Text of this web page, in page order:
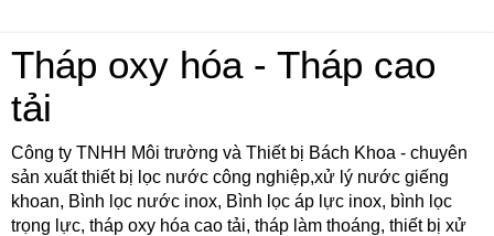
Tháp oxy hóa - Tháp cao
tải
Công ty TNHH Môi trường và Thiết bị Bách Khoa - chuyên
sản xuất thiết bị lọc nước công nghiệp,xử lý nước giếng
khoan, Bình lọc nước inox, Bình lọc áp lực inox, bình lọc
trọng lực, tháp oxy hóa cao tải, tháp làm thoáng, thiết bị xử